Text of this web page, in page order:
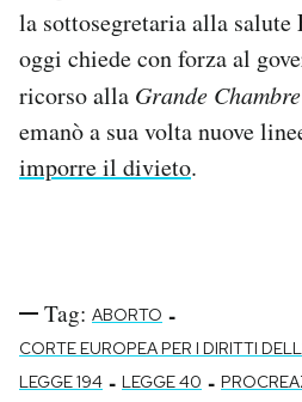
la sottosegretaria alla salute
oggi chiede con forza al
ricorso alla Grande Chambre
emanò a sua volta nuove
imporre il divieto.
Tag: ABORTO -
CORTE EUROPEA PER I DIRITTI
LEGGE 194 - LEGGE 40 -